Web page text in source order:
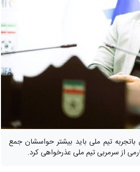
تیم ملی باید بیشتر حواسشان جمع
از سرمربی تیم ملی عذرخواهی کرد.